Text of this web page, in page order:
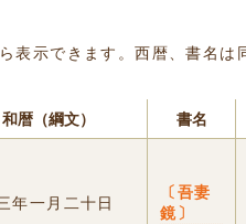
表示できます。西暦、書名
和暦（綱文） 書名
年一月二十日
〔吾妻
鏡〕